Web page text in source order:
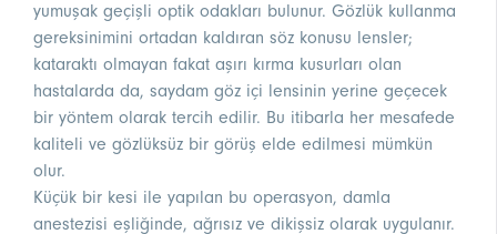
yumuşak geçişli optik odakları bulunur. Gözlük kullanma
gereksinimini ortadan kaldıran söz konusu lensler;
kataraktı olmayan fakat aşırı kırma kusurları olan
hastalarda da, saydam göz içi lensinin yerine geçecek
bir yöntem olarak tercih edilir. Bu itibarla her mesafede
kaliteli ve gözlüksüz bir görüş elde edilmesi mümkün
olur.
Küçük bir kesi ile yapılan bu operasyon, damla
anestezisi eşliğinde, ağrısız ve dikişsiz olarak uygulanır.